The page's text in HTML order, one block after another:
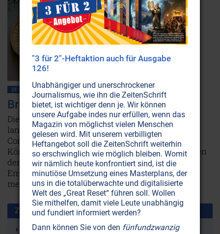
ZEITENSCHRIFT NR. 110, S.6 POLITIK ALLGEMEIN NEUE WELTORDNUNG
Britannien: Die verkannte Macht
Die verstorbene Queen Elizabeth II., siebzig Jahre
lang Souverän Großbritanniens und des
Commonwealth, befand sich wie ihr Nachfolger
König Charles III. genau dort, wo die globalen Fäden
der Macht zusammenlaufen. Denn das „British
Empire“ bestimmt weltweit immer noch sehr viel
mehr, als von außen ersichtlich ist.Weiterlesen...
Zusammen benutzt mit:
Weltpolitik (Geostrategie)
"3 für 2"-Heftaktion auch für Ausgabe
126!
Unabhängiger und unerschrockener
Journalismus, wie ihn die ZeitenSchrift
bietet, ist wichtiger denn je. Wir können
unsere Aufgabe indes nur erfüllen, wenn das
Magazin von möglichst vielen Menschen
gelesen wird. Mit unserem verbilligten
Heftangebot soll die ZeitenSchrift weiterhin
so erschwinglich wie möglich bleiben. Womit
wir nämlich heute konfrontiert sind, ist die
minutiöse Umsetzung eines Masterplans, der
uns in die totalüberwachte und digitalisierte
Welt des „Great Reset“ führen soll. Wollen
Sie mithelfen, damit viele Leute unabhängig
und fundiert informiert werden?
Dann können Sie von den fünfundzwanzig